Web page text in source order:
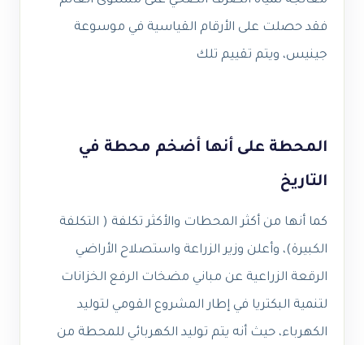
فقد حصلت على الأرقام القياسية في موسوعة
جينيس، ويتم تقييم تلك
المحطة على أنها أضخم محطة في
التاريخ
كما أنها من أكثر المحطات والأكثر تكلفة ( التكلفة
الكبيرة)، وأعلن وزير الزراعة واستصلاح الأراضي
الرقعة الزراعية عن مباني مضخات الرفع الخزانات
لتنمية البكتريا في إطار المشروع القومي لتوليد
الكهرباء، حيث أنه يتم توليد الكهربائي للمحطة من